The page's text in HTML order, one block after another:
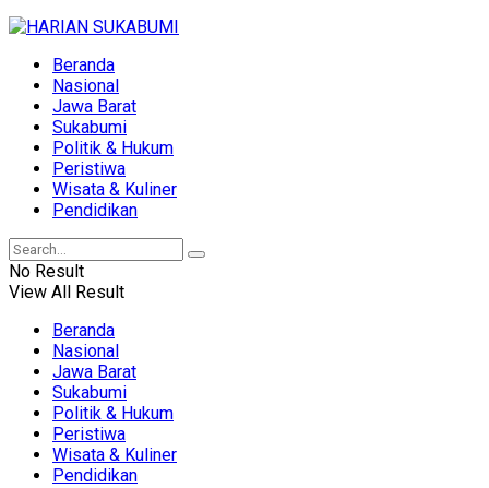
Beranda
Nasional
Jawa Barat
Sukabumi
Politik & Hukum
Peristiwa
Wisata & Kuliner
Pendidikan
No Result
View All Result
Beranda
Nasional
Jawa Barat
Sukabumi
Politik & Hukum
Peristiwa
Wisata & Kuliner
Pendidikan